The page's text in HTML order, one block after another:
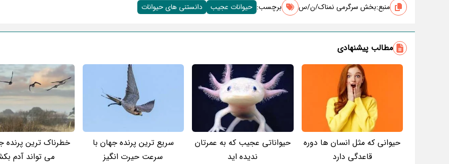
منبع:بخش سرگرمی نمناک/ن/س برچسب‌: حیوانات عجیب دانستنی های حیوانات
مطالب پیشنهادی
حیوانی که مثل انسان ها دوره
قاعدگی دارد
حیواناتی عجیب که به عمرتان
ندیده اید
سریع ترین پرنده جهان با
سرعت حیرت انگیز
خطرناک ترین پرنده
می تواند آدم